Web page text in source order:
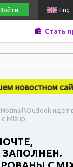
Войти Eng
Стать
сайте
идет
MIX ip.
ЗАПОЛНЕН.